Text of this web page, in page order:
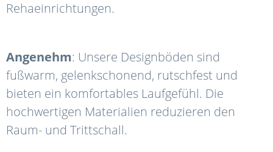
Rehaeinrichtungen.
Angenehm: Unsere Designböden sind
fußwarm, gelenkschonend, rutschfest und
bieten ein komfortables Laufgefühl. Die
hochwertigen Materialien reduzieren den
Raum- und Trittschall.